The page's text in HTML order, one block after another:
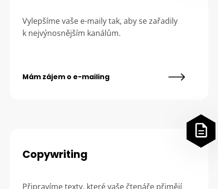
Vylepšíme vaše e-maily tak, aby se zařadily
k nejvýnosnějším kanálům.
Mám zájem o e-mailing
Copywriting
Připravíme texty, které vaše čtenáře přimějí